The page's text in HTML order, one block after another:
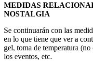
MEDIDAS
NOSTALGIA
Se continuarán con las
en lo que tiene que ver a
gel, toma de temperatura
los eventos, etc.